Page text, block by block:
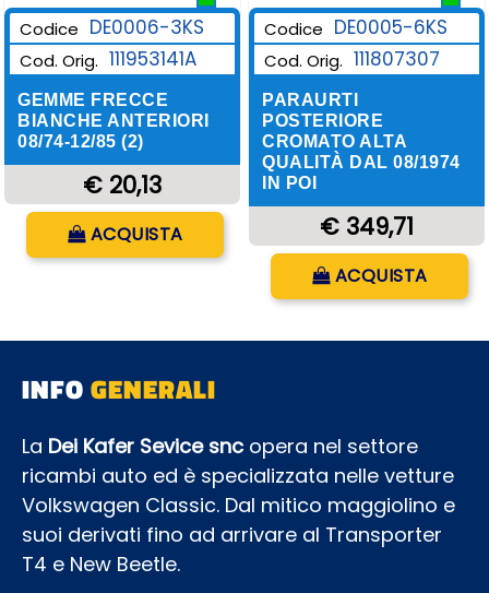
Codice DE0006-3KS
Cod. Orig. 111953141A
GEMME FRECCE
BIANCHE ANTERIORI
08/74-12/85 (2)
€ 20,13
ACQUISTA
Codice DE0005-6KS
Cod. Orig. 111807307
PARAURTI
POSTERIORE
CROMATO ALTA
QUALITÀ DAL 08/1974
IN POI
€ 349,71
ACQUISTA
INFOGENERALI
La Dei Kafer Sevice snc opera nel settore
ricambi auto ed è specializzata nelle vetture
Volkswagen Classic. Dal mitico maggiolino e
suoi derivati fino ad arrivare al Transporter
T4 e New Beetle.